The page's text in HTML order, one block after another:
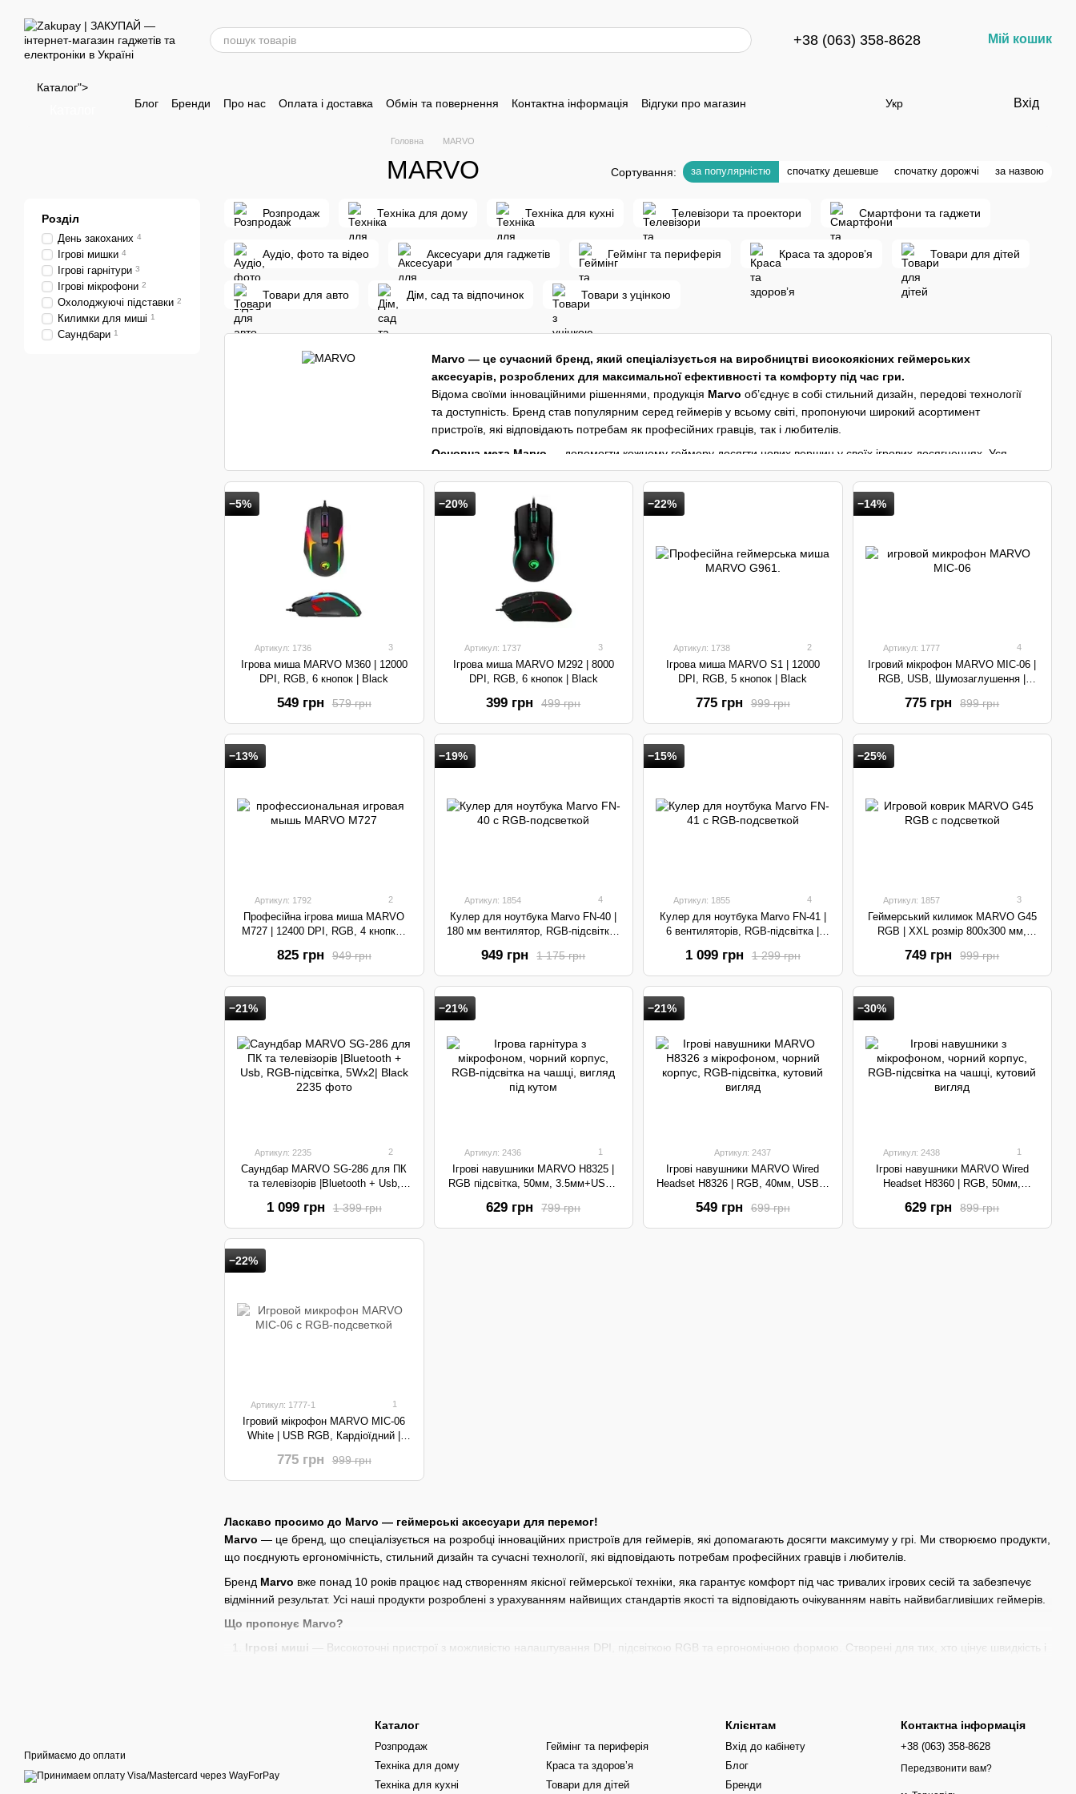
+38 (063) 358-8628 Мій кошик
Каталог">
Блог Бренди Про нас Оплата і доставка Обмін та повернення Контактна інформація Відгуки про магазин Укр Вхід
Головна MARVO
MARVO Сортування: за популярністю спочатку дешевше спочатку дорожчі за назвою
Розпродаж Техніка для дому Техніка для кухні Телевізори та проектори Смартфони та гаджети
Аудіо, фото та відео Аксесуари для гаджетів Геймінг та периферія Краса та здоровʼя Товари для дітей
Товари для авто Дім, сад та відпочинок Товари з уцінкою
Ласкаво просимо до Marvo — геймерські аксесуари для перемог!
Marvo — це бренд, що спеціалізується на розробці інноваційних пристроїв для геймерів, які допомагають досягти максимуму у грі. Ми створюємо продукти,
що поєднують ергономічність, стильний дизайн та сучасні технології, які відповідають потребам професійних гравців і любителів.
Бренд Marvo вже понад 10 років працює над створенням якісної геймерської техніки, яка гарантує комфорт під час тривалих ігрових сесій та забезпечує
відмінний результат. Усі наші продукти розроблені з урахуванням найвищих стандартів якості та відповідають очікуванням навіть найвибагливіших геймерів.
Що пропонує Marvo?
Ігрові миші — Високоточні пристрої з можливістю налаштування DPI, підсвіткою RGB та ергономічною формою. Створені для тих, хто цінує швидкість і
кількох годин використання.
— Комфортні та ергономічні рішення, що підтримують правильну посадку та дозволяють грати довше без відчуття втоми.
Геймерські аксесуари
— Килимки для миші, підставки для клавіатури, контролери та інше.
Marvo — це сучасний бренд, який спеціалізується на виробництві високоякісних геймерських
аксесуарів, розроблених для максимальної ефективності та комфорту під час гри.
Відома своїми інноваційними рішеннями, продукція Marvo об’єднує в собі стильний дизайн, передові технології
та доступність. Бренд став популярним серед геймерів у всьому світі, пропонуючи широкий асортимент
пристроїв, які відповідають потребам як професійних гравців, так і любителів.
Основна мета Marvo — допомогти кожному геймеру досягти нових вершин у своїх ігрових досягненнях. Уся
продукція бренду створюється з урахуванням найвищих стандартів якості, забезпечуючи надійність та
довговічність.
Marvoпропонує:
Ігрові мишіз високою точністю і функціями налаштування під стиль гри.
Клавіатуридля швидкої реакції та точного управління.
з ідеальним звуком для повного занурення в ігровий процес.
Аксесуаридля підвищення комфорту та продуктивності під час гри.
Marvo
— це поєднання технологій, стилю і доступності, які роблять кожну гру не тільки комфортною, але й
захоплюючою.
−5%
Артикул: 1736 3
Ігрова миша MARVO M360 | 12000
DPI, RGB, 6 кнопок | Black
579 грн
549 грн
−20%
Артикул: 1737 3
Ігрова миша MARVO M292 | 8000
DPI, RGB, 6 кнопок | Black
499 грн
399 грн
−22%
Артикул: 1738 2
Ігрова миша MARVO S1 | 12000
DPI, RGB, 5 кнопок | Black
999 грн
775 грн
−14%
Артикул: 1777 4
Ігровий мікрофон MARVO MIC-06 |
RGB, USB, Шумозаглушення |
899 грн
775 грн
−13%
Артикул: 1792 2
Професійна ігрова миша MARVO
M727 | 12400 DPI, RGB, 4 кнопки |
949 грн
825 грн
−19%
Артикул: 1854 4
Кулер для ноутбука Marvo FN-40 |
180 мм вентилятор, RGB-підсвітка |
1 175 грн
949 грн
−15%
Артикул: 1855 4
Кулер для ноутбука Marvo FN-41 |
6 вентиляторів, RGB-підсвітка |
1 299 грн
1 099 грн
−25%
Артикул: 1857 3
Геймерський килимок MARVO G45
RGB | XXL розмір 800x300 мм,
999 грн
749 грн
−21%
Артикул: 2235 2
Саундбар MARVO SG-286 для ПК
та телевізорів |Bluetooth + Usb,
1 399 грн
1 099 грн
−21%
Артикул: 2436 1
Ігрові навушники MARVO H8325 |
RGB підсвітка, 50мм, 3.5мм+USB |
799 грн
629 грн
−21%
Артикул: 2437
Ігрові навушники MARVO Wired
Headset H8326 | RGB, 40мм, USB +
699 грн
549 грн
−30%
Артикул: 2438 1
Ігрові навушники MARVO Wired
Headset H8360 | RGB, 50мм,
899 грн
629 грн
−22%
Артикул: 1777-1 1
Ігровий мікрофон MARVO MIC-06
White | USB RGB, Кардіоїдний |
999 грн
775 грн
Розділ
День закоханих 4
Ігрові мишки 4
Ігрові гарнітури 3
Ігрові мікрофони 2
Охолоджуючі підставки 2
Килимки для миші 1
Саундбари 1
Приймаємо до оплати
Каталог
Розпродаж
Техніка для дому
Техніка для кухні
Геймінг та периферія
Краса та здоровʼя
Товари для дітей
Клієнтам
Вхід до кабінету
Блог
Бренди
Контактна інформація
+38 (063) 358-8628
Передзвонити вам?